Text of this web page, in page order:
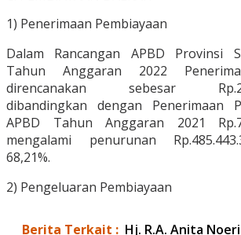
1) Penerimaan Pembiayaan
Dalam Rancangan APBD Provinsi
Tahun Anggaran 2022
direncanakan sebesar
dibandingkan dengan Penerimaan
APBD Tahun Anggaran 2021
mengalami penurunan
68,21%.
2) Pengeluaran Pembiayaan
Berita Terkait : Hj. R.A. Anita